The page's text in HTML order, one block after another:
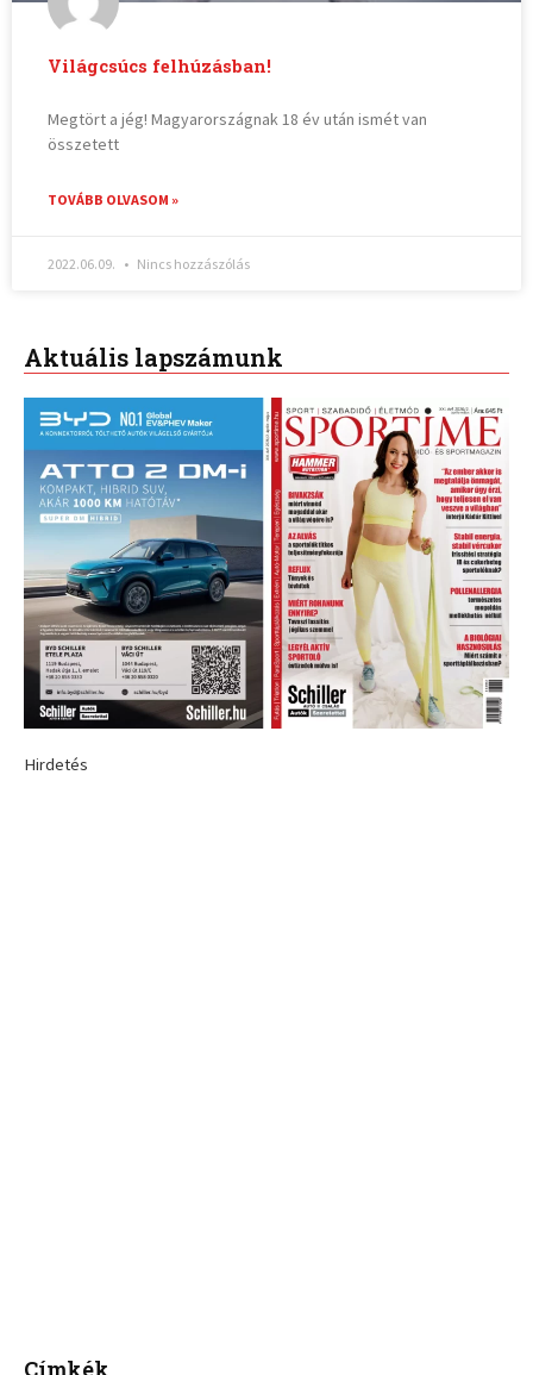
Világcsúcs felhúzásban!
Megtört a jég! Magyarországnak 18 év után ismét van
összetett
TOVÁBB OLVASOM »
2022.06.09. Nincs hozzászólás
Aktuális lapszámunk
Hirdetés